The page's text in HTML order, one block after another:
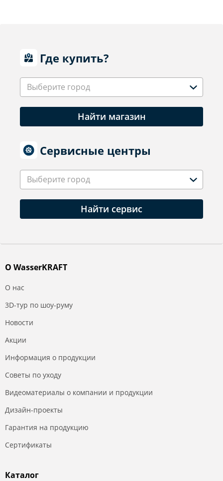
Где купить?
Выберите город
Найти магазин
Сервисные центры
Выберите город
Найти сервис
О WasserKRAFT
О нас
3D-тур по шоу-руму
Новости
Акции
Информация о продукции
Советы по уходу
Видеоматериалы о компании и продукции
Дизайн-проекты
Гарантия на продукцию
Сертификаты
Каталог